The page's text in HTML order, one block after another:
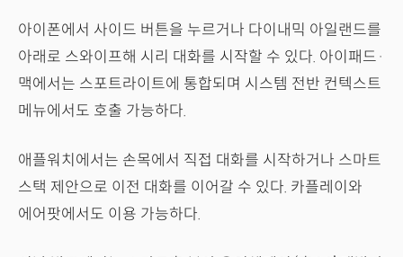
아이폰에서 사이드 버튼을 누르거나 다이내믹 아일랜드를
아래로 스와이프해 시리 대화를 시작할 수 있다. 아이패드·
맥에서는 스포트라이트에 통합되며 시스템 전반 컨텍스트
메뉴에서도 호출 가능하다.
애플워치에서는 손목에서 직접 대화를 시작하거나 스마트
스택 제안으로 이전 대화를 이어갈 수 있다. 카플레이와
에어팟에서도 이용 가능하다.